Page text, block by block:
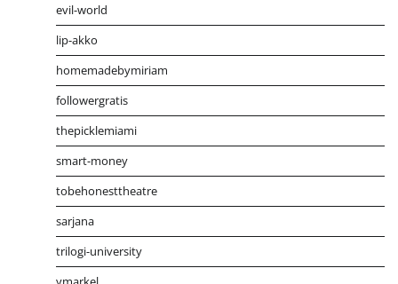
evil-world
lip-akko
homemadebymiriam
followergratis
thepicklemiami
smart-money
tobehonesttheatre
sarjana
trilogi-university